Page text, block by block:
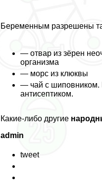
Беременным разрешены
— отвар из зёрен
организма
— морс из клюквы
— чай с шиповником.
антисептиком.
Какие-либо другие
admin
tweet